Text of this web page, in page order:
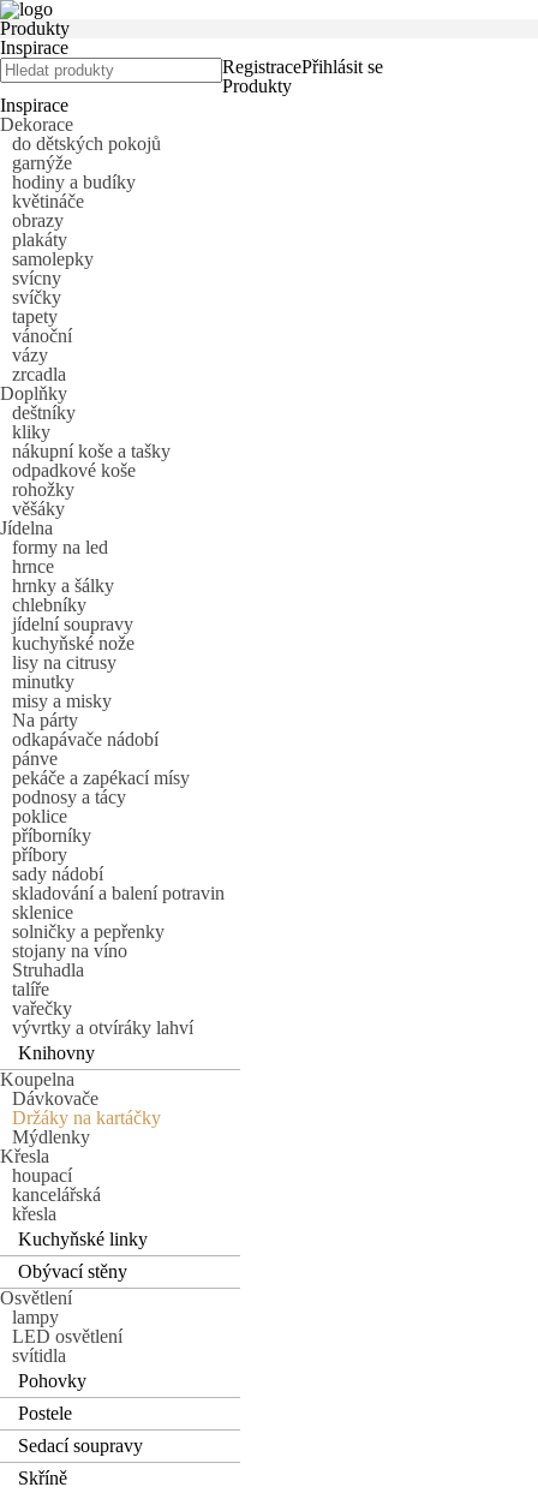
Produkty
Inspirace
RegistracePřihlásit se
Produkty
Inspirace
Dekorace
do dětských pokojů
garnýže
hodiny a budíky
květináče
obrazy
plakáty
samolepky
svícny
svíčky
tapety
vánoční
vázy
zrcadla
Doplňky
deštníky
kliky
nákupní koše a tašky
odpadkové koše
rohožky
věšáky
Jídelna
formy na led
hrnce
hrnky a šálky
chlebníky
jídelní soupravy
kuchyňské nože
lisy na citrusy
minutky
misy a misky
Na párty
odkapávače nádobí
pánve
pekáče a zapékací mísy
podnosy a tácy
poklice
příborníky
příbory
sady nádobí
skladování a balení potravin
sklenice
solničky a pepřenky
stojany na víno
Struhadla
talíře
vařečky
vývrtky a otvíráky lahví
Knihovny
Koupelna
Dávkovače
Držáky na kartáčky
Mýdlenky
Křesla
houpací
kancelářská
křesla
Kuchyňské linky
Obývací stěny
Osvětlení
lampy
LED osvětlení
svítidla
Pohovky
Postele
Sedací soupravy
Skříně